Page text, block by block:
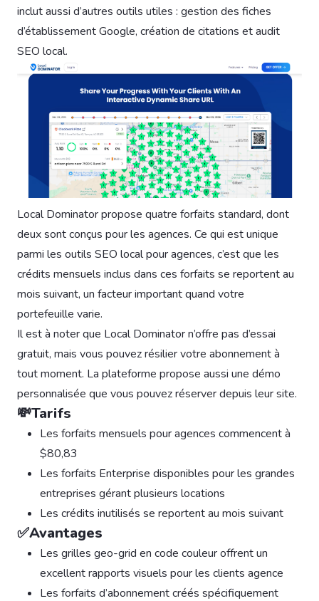
inclut aussi d’autres outils utiles : gestion des fiches
d’établissement Google, création de citations et audit
SEO local.
Local Dominator propose quatre forfaits standard, dont
deux sont conçus pour les agences. Ce qui est unique
parmi les outils SEO local pour agences, c’est que les
crédits mensuels inclus dans ces forfaits se reportent au
mois suivant, un facteur important quand votre
portefeuille varie.
Il est à noter que Local Dominator n’offre pas d’essai
gratuit, mais vous pouvez résilier votre abonnement à
tout moment. La plateforme propose aussi une démo
personnalisée que vous pouvez réserver depuis leur site.
💸Tarifs
Les forfaits mensuels pour agences commencent à
$80,83
Les forfaits Enterprise disponibles pour les grandes
entreprises gérant plusieurs locations
Les crédits inutilisés se reportent au mois suivant
✅Avantages
Les grilles geo-grid en code couleur offrent un
excellent rapports visuels pour les clients agence
Les forfaits d’abonnement créés spécifiquement